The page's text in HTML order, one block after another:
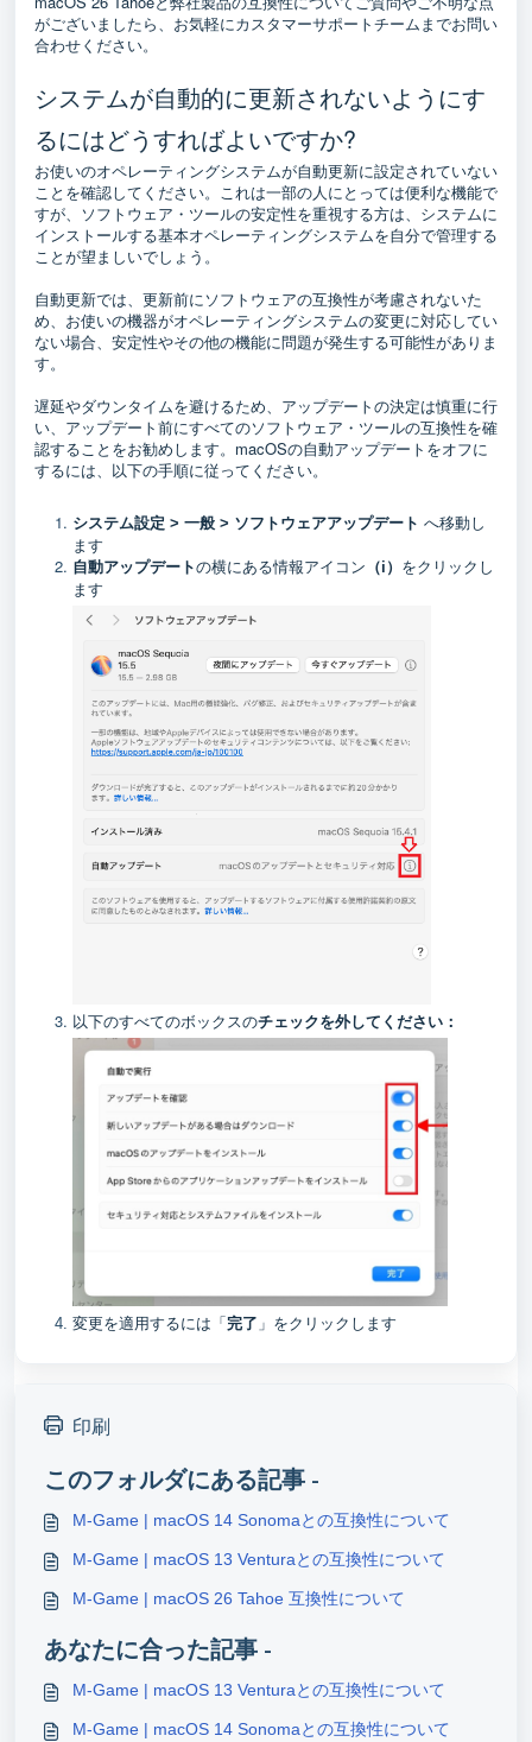
がございましたら、お気軽にカスタマーサポートチームまでお問い
合わせください。
システムが自動的に更新されないようにす
るにはどうすればよいですか?
お使いのオペレーティングシステムが自動更新に設定されていない
ことを確認してください。これは一部の人にとっては便利な機能で
すが、ソフトウェア・ツールの安定性を重視する方は、システムに
インストールする基本オペレーティングシステムを自分で管理する
ことが望ましいでしょう。
自動更新では、更新前にソフトウェアの互換性が考慮されないた
め、お使いの機器がオペレーティングシステムの変更に対応してい
ない場合、安定性やその他の機能に問題が発生する可能性がありま
す。
遅延やダウンタイムを避けるため、アップデートの決定は慎重に行
い、アップデート前にすべてのソフトウェア・ツールの互換性を確
認することをお勧めします。macOSの自動アップデートをオフに
するには、以下の手順に従ってください。
システム設定 > 一般 > ソフトウェアアップデート へ移動し
ます
自動アップデートの横にある情報アイコン （i） をクリックし
ます
以下のすべてのボックスのチェックを外してください：
変更を適用するには「 完了 」をクリックします
印刷
このフォルダにある記事 -
M-Game | macOS 14 Sonomaとの互換性について
M-Game | macOS 13 Venturaとの互換性について
M-Game | macOS 26 Tahoe 互換性について
あなたに合った記事 -
M-Game | macOS 13 Venturaとの互換性について
M-Game | macOS 14 Sonomaとの互換性について